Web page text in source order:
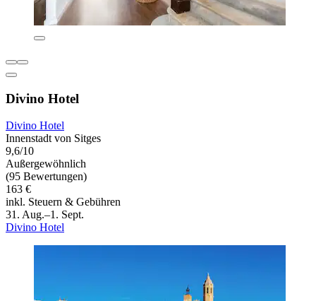
Divino Hotel
Divino Hotel
Innenstadt von Sitges
9,6/10
Außergewöhnlich
(95 Bewertungen)
163 €
inkl. Steuern & Gebühren
31. Aug.–1. Sept.
Divino Hotel